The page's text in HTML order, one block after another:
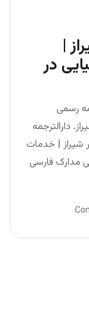
|
در
رسمی
دارالترجمه
در شیراز | خدمات
مدارک فارسی